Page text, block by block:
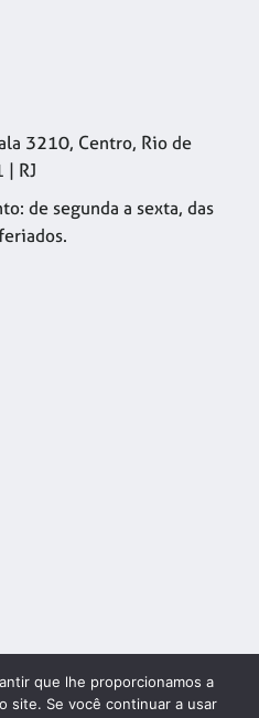
3210, Centro, Rio de
RJ
de segunda a sexta, das
que lhe proporcionamos a
site. Se você continuar a usar